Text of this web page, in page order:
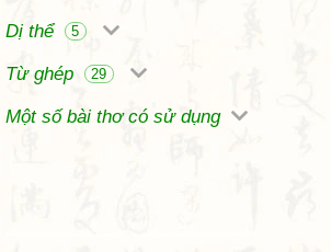
Dị thể 5
Từ ghép 29
Một số bài thơ có sử dụng